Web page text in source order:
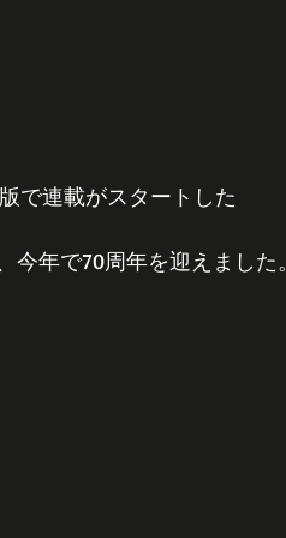
で連載がスタートした
今年で70周年を迎えました